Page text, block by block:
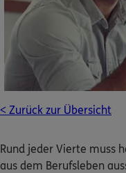
Dann lassen Sie
Sehen Sie auf
dem
< Zurück zur Übersicht
Rund jeder Vierte muss
aus dem Berufsleben